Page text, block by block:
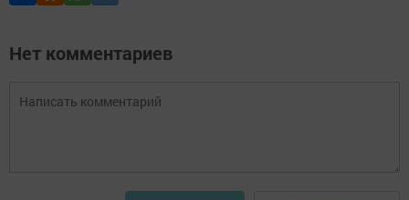
Нет комментариев